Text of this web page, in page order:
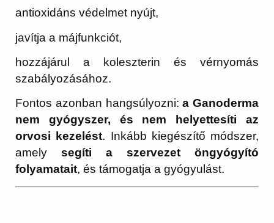
antioxidáns védelmet nyújt,
javítja a májfunkciót,
hozzájárul a koleszterin és vérnyomás
szabályozásához.
Fontos azonban hangsúlyozni:a Ganoderma
nem gyógyszer, és nem helyettesíti az
orvosi kezelést. Inkább kiegészítő módszer,
amelysegíti a szervezet öngyógyító
folyamatait, és támogatja a gyógyulást.